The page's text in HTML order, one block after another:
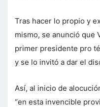
Tras hacer lo propio y
mismo, se anunció que
primer presidente pro
y se lo invitó a dar el
Así, al inicio de
“en esta invencible